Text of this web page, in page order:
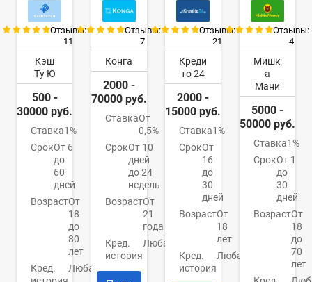
Отзывы:
11
Кэш
Ту Ю
500 -
30000 руб.
Ставка1%
СрокОт 6
до
60
дней
ВозрастОт
18
до
80
лет
Кред.
Любая
Отзывы:
7
Конга
2000 -
70000 руб.
СтавкаОт
0,5%
СрокОт 10
дней
до 24
недель
ВозрастОт
21
года
Кред.
история
Любая
Отзывы:
21
Креди
то 24
2000 -
15000 руб.
Ставка1%
СрокОт
16
до
30
дней
ВозрастОт
18
лет
Кред.
история
Любая
Отзывы:
4
Мишк
а
Мани
5000 -
50000 руб.
Ставка1%
СрокОт 1
до
30
дней
ВозрастОт
18
до
70
лет